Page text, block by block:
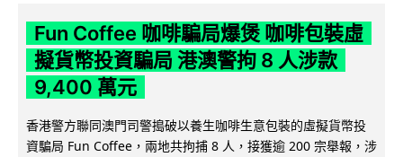
Fun Coffee 咖啡騙局爆煲 咖啡包裝虛
擬貨幣投資騙局 港澳警拘 8 人涉款
9,400 萬元
香港警方聯同澳門司警搗破以養生咖啡生意包裝的虛擬貨幣投
資騙局 Fun Coffee，兩地共拘捕 8 人，接獲逾 200 宗舉報，涉